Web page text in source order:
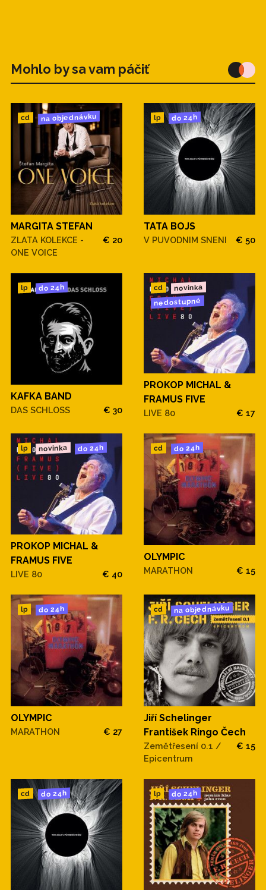
Mohlo by sa vam páčiť
cd na objednávku
MARGITA STEFAN
ZLATA KOLEKCE -
ONE VOICE
€ 20
lp do 24h
TATA BOJS
V PUVODNIM SNENI € 50
lp do 24h
KAFKA BAND
DAS SCHLOSS € 30
cd novinka
nedostupné
PROKOP MICHAL &
FRAMUS FIVE
LIVE 80 € 17
lp novinka do 24h
PROKOP MICHAL &
FRAMUS FIVE
LIVE 80 € 40
cd do 24h
OLYMPIC
MARATHON € 15
lp do 24h
OLYMPIC
MARATHON € 27
cd na objednávku
Jiří Schelinger
František Ringo Čech
Zemětřesení 0.1 /
Epicentrum
€ 15
cd do 24h lp do 24h